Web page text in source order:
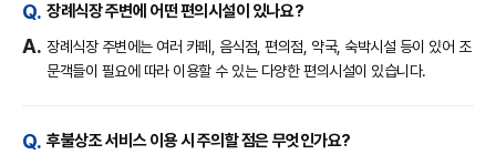
장례식장 주변에 어떤 편의시설이 있나요?
장례식장 주변에는 여러 카페, 음식점, 편의점, 약국, 숙박시설 등이 있어 조
문객들이 필요에 따라 이용할 수 있는 다양한 편의시설이 있습니다.
후불상조 서비스 이용 시 주의할 점은 무엇인가요?